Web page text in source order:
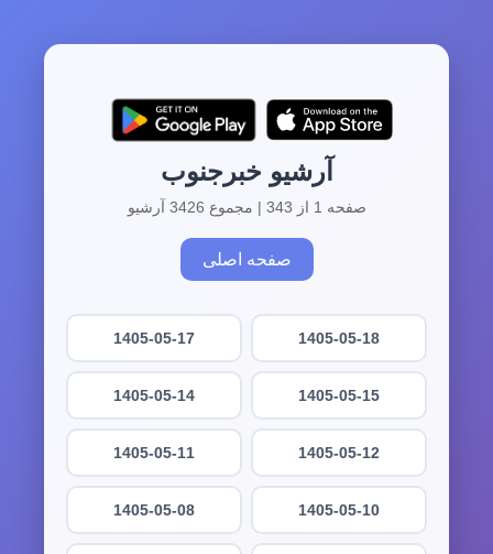
آرشیو خبرجنوب
صفحه 1 از 343 | مجموع 3426 آرشیو
صفحه اصلی
1405-05-18
1405-05-17
1405-05-15
1405-05-14
1405-05-12
1405-05-11
1405-05-10
1405-05-08